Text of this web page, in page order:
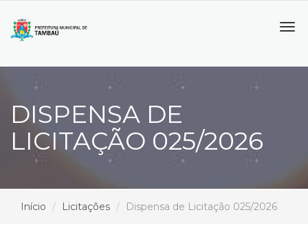
DISPENSA DE
LICITAÇÃO 025/2026
Início Licitações Dispensa de Licitação 025/2026